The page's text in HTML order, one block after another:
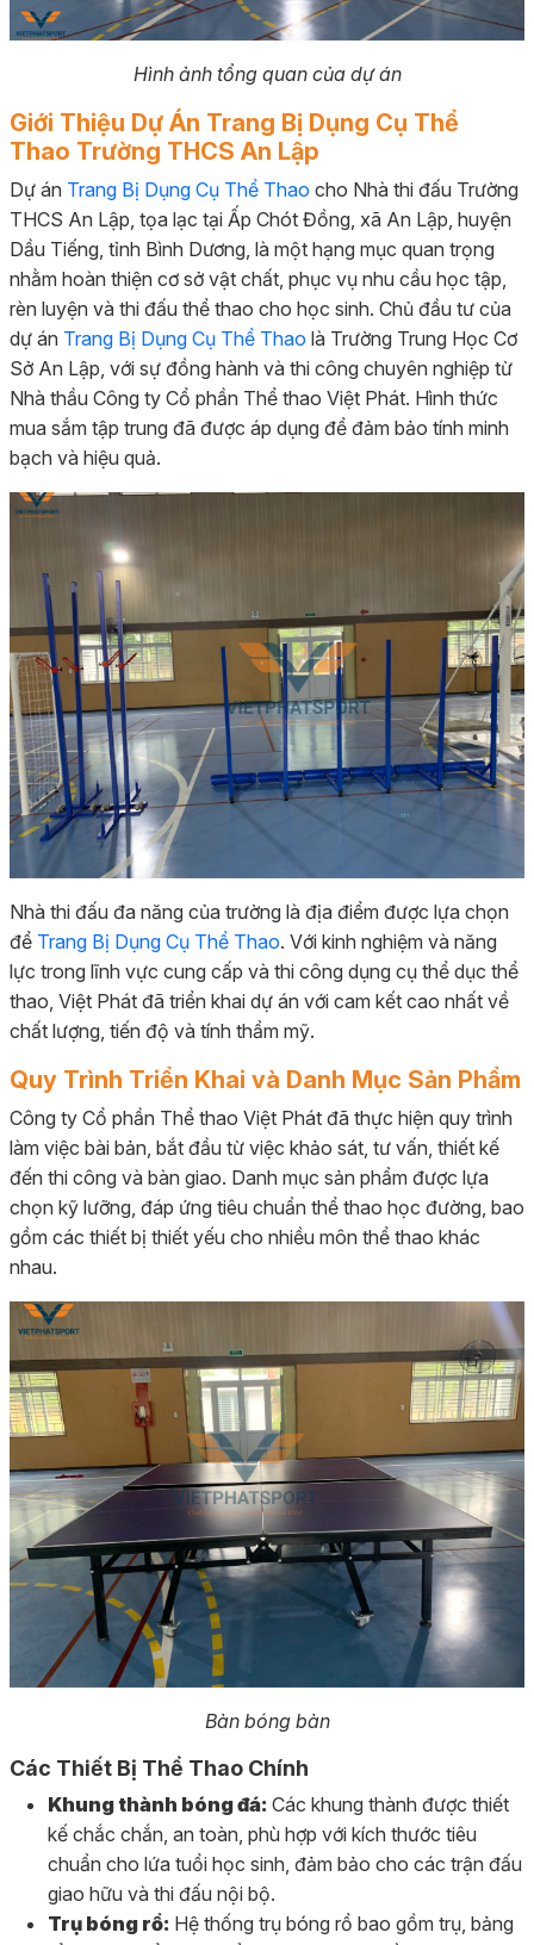
Hình ảnh tổng quan của dự án
Giới Thiệu Dự Án Trang Bị Dụng Cụ Thể
Thao Trường THCS An Lập
Dự án Trang Bị Dụng Cụ Thể Thao cho Nhà thi đấu Trường
THCS An Lập, tọa lạc tại Ấp Chót Đồng, xã An Lập, huyện
Dầu Tiếng, tỉnh Bình Dương, là một hạng mục quan trọng
nhằm hoàn thiện cơ sở vật chất, phục vụ nhu cầu học tập,
rèn luyện và thi đấu thể thao cho học sinh. Chủ đầu tư của
dự án Trang Bị Dụng Cụ Thể Thao là Trường Trung Học Cơ
Sở An Lập, với sự đồng hành và thi công chuyên nghiệp từ
Nhà thầu Công ty Cổ phần Thể thao Việt Phát. Hình thức
mua sắm tập trung đã được áp dụng để đảm bảo tính minh
bạch và hiệu quả.
Nhà thi đấu đa năng của trường là địa điểm được lựa chọn
để Trang Bị Dụng Cụ Thể Thao. Với kinh nghiệm và năng
lực trong lĩnh vực cung cấp và thi công dụng cụ thể dục thể
thao, Việt Phát đã triển khai dự án với cam kết cao nhất về
chất lượng, tiến độ và tính thẩm mỹ.
Quy Trình Triển Khai và Danh Mục Sản Phẩm
Công ty Cổ phần Thể thao Việt Phát đã thực hiện quy trình
làm việc bài bản, bắt đầu từ việc khảo sát, tư vấn, thiết kế
đến thi công và bàn giao. Danh mục sản phẩm được lựa
chọn kỹ lưỡng, đáp ứng tiêu chuẩn thể thao học đường, bao
gồm các thiết bị thiết yếu cho nhiều môn thể thao khác
nhau.
Bàn bóng bàn
Các Thiết Bị Thể Thao Chính
Khung thành bóng đá: Các khung thành được thiết
kế chắc chắn, an toàn, phù hợp với kích thước tiêu
chuẩn cho lứa tuổi học sinh, đảm bảo cho các trận đấu
giao hữu và thi đấu nội bộ.
Trụ bóng rổ: Hệ thống trụ bóng rổ bao gồm trụ, bảng